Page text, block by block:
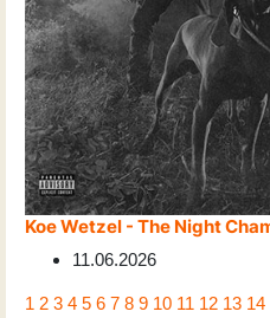
Koe Wetzel - The Night
11.06.2026
1 2 3 4 5 6 7 8 9 10 11 12 13 14